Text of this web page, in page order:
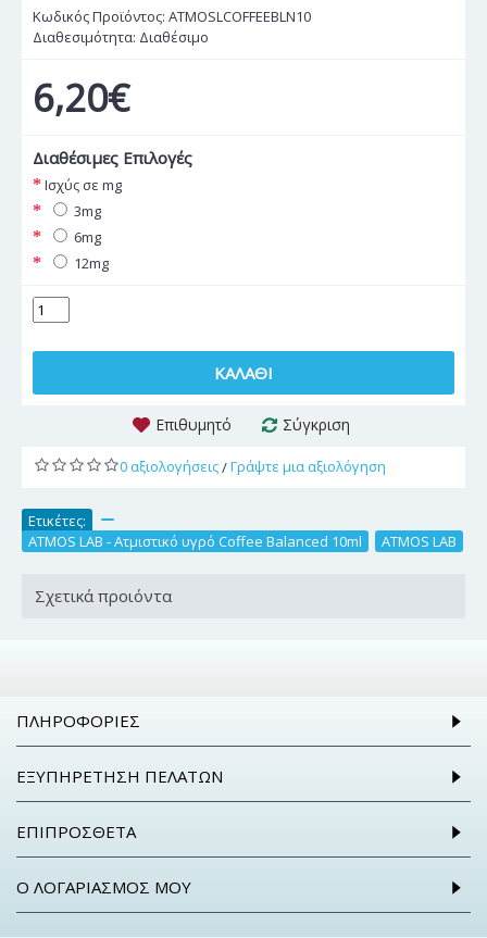
Κωδικός Προϊόντος: ATMOSLCOFFEEBLN10
Διαθεσιμότητα: Διαθέσιμο
6,20€
Διαθέσιμες Επιλογές
Ισχύς σε mg
3mg
6mg
12mg
ΚΑΛΆΘΙ
Επιθυμητό Σύγκριση
0 αξιολογήσεις/Γράψτε μια αξιολόγηση
Ετικέτες:
ATMOS LAB - Ατμιστικό υγρό Coffee Balanced 10ml
ATMOS LAB
Σχετικά προιόντα
ΠΛΗΡΟΦΟΡΊΕΣ
ΕΞΥΠΗΡΈΤΗΣΗ ΠΕΛΑΤΏΝ
ΕΠΙΠΡΌΣΘΕΤΑ
Ο ΛΟΓΑΡΙΑΣΜΌΣ ΜΟΥ